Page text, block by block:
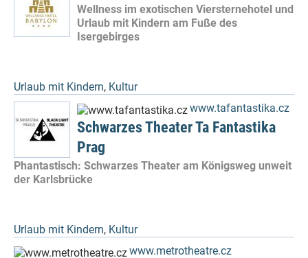
Wellness im exotischen Viersternehotel und
Urlaub mit Kindern am Fuße des
Isergebirges
Urlaub mit Kindern, Kultur
www.tafantastika.cz
Schwarzes Theater Ta Fantastika
Prag
Phantastisch: Schwarzes Theater am Königsweg unweit
der Karlsbrücke
Urlaub mit Kindern, Kultur
www.metrotheatre.cz